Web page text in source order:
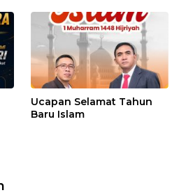
Ucapan Selamat Tahun
Baru Islam